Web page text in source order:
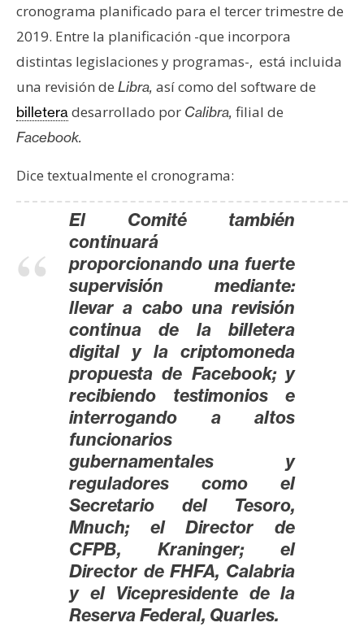
I
A
A
n
l
i
N
P
cronograma planificado para el tercer trimestre de
2019. Entre la planificación -que incorpora
distintas legislaciones y programas-, está incluida
una revisión de Libra, así como del software de
billetera desarrollado por Calibra, filial de
Facebook.
Dice textualmente el cronograma:
El Comité también
continuará
proporcionando una fuerte
supervisión mediante:
llevar a cabo una revisión
continua de la billetera
digital y la criptomoneda
propuesta de Facebook; y
recibiendo testimonios e
interrogando a altos
funcionarios
gubernamentales y
reguladores como el
Secretario del Tesoro,
Mnuch; el Director de
CFPB, Kraninger; el
Director de FHFA, Calabria
y el Vicepresidente de la
Reserva Federal, Quarles.